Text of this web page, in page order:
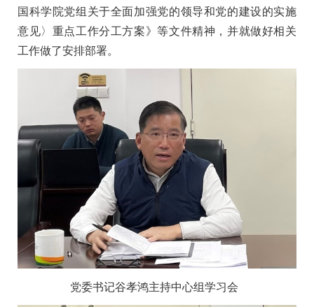
国科学院党组关于全面加强党的领导和党的建设的实施
意见〉重点工作分工方案》等文件精神，并就做好相关
工作做了安排部署。
党委书记谷孝鸿主持中心组学习会